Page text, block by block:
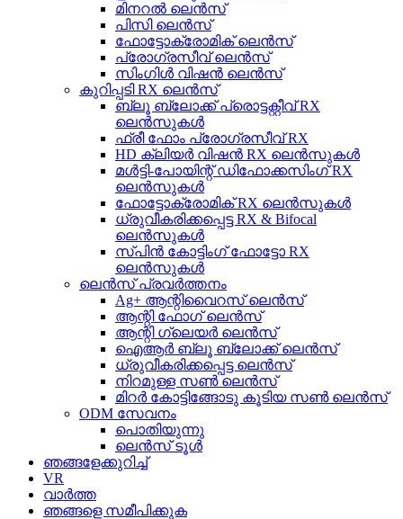
മിനറൽ ലെൻസ്
പിസി ലെൻസ്
ഫോട്ടോക്രോമിക് ലെൻസ്
പ്രോഗ്രസീവ് ലെൻസ്
സിംഗിൾ വിഷൻ ലെൻസ്
കുറിപ്പടി RX ലെൻസ്
ബ്ലൂ ബ്ലോക്ക് പ്രൊട്ടക്റ്റീവ് RX
ലെൻസുകൾ
ഫ്രീ ഫോം പ്രോഗ്രസീവ് RX
HD ക്ലിയർ വിഷൻ RX ലെൻസുകൾ
മൾട്ടി-പോയിന്റ് ഡിഫോക്കസിംഗ് RX
ലെൻസുകൾ
ഫോട്ടോക്രോമിക് RX ലെൻസുകൾ
ധ്രുവീകരിക്കപ്പെട്ട RX & Bifocal
ലെൻസുകൾ
സ്പിൻ കോട്ടിംഗ് ഫോട്ടോ RX
ലെൻസുകൾ
ലെൻസ് പ്രവർത്തനം
Ag+ ആന്റിവൈറസ് ലെൻസ്
ആന്റി ഫോഗ് ലെൻസ്
ആന്റി ഗ്ലെയർ ലെൻസ്
ഐആർ ബ്ലൂ ബ്ലോക്ക് ലെൻസ്
ധ്രുവീകരിക്കപ്പെട്ട ലെൻസ്
നിറമുള്ള സൺ ലെൻസ്
മിറർ കോട്ടിങ്ങോടു കൂടിയ സൺ ലെൻസ്
ODM സേവനം
പൊതിയുന്നു
ലെൻസ് ടൂൾ
ഞങ്ങളേക്കുറിച്ച്
VR
വാർത്ത
ഞങ്ങളെ സമീപിക്കുക